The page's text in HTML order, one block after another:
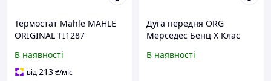
Термостат Mahle MAHLE
ORIGINAL TI1287
(W168), MERCEDES-BENZ
A-CLASS (W168),
В наявності
від213₴/міс
Дуга передня ORG
Мерседес Бенц Х Клас
бампера Original
В наявності